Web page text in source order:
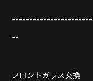
--
フロントガラス交換